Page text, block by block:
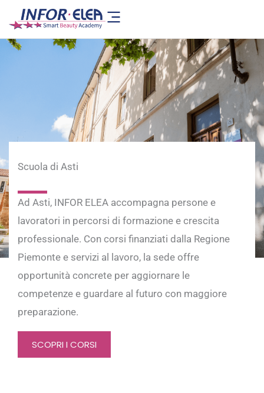
contenuto
Scuola di Asti
Ad Asti, INFOR ELEA accompagna persone e
lavoratori in percorsi di formazione e crescita
professionale. Con corsi finanziati dalla Regione
Piemonte e servizi al lavoro, la sede offre
opportunità concrete per aggiornare le
competenze e guardare al futuro con maggiore
preparazione.
SCOPRI I CORSI